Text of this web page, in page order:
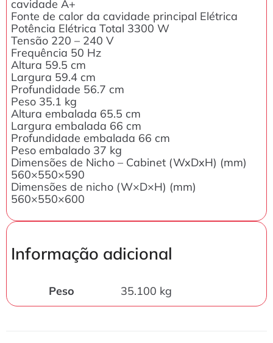
cavidade A+
Fonte de calor da cavidade principal Elétrica
Potência Elétrica Total 3300 W
Tensão 220 – 240 V
Frequência 50 Hz
Altura 59.5 cm
Largura 59.4 cm
Profundidade 56.7 cm
Peso 35.1 kg
Altura embalada 65.5 cm
Largura embalada 66 cm
Profundidade embalada 66 cm
Peso embalado 37 kg
Dimensões de Nicho – Cabinet (WxDxH) (mm)
560×550×590
Dimensões de nicho (W×D×H) (mm)
560×550×600
Informação adicional
Peso 35.100 kg